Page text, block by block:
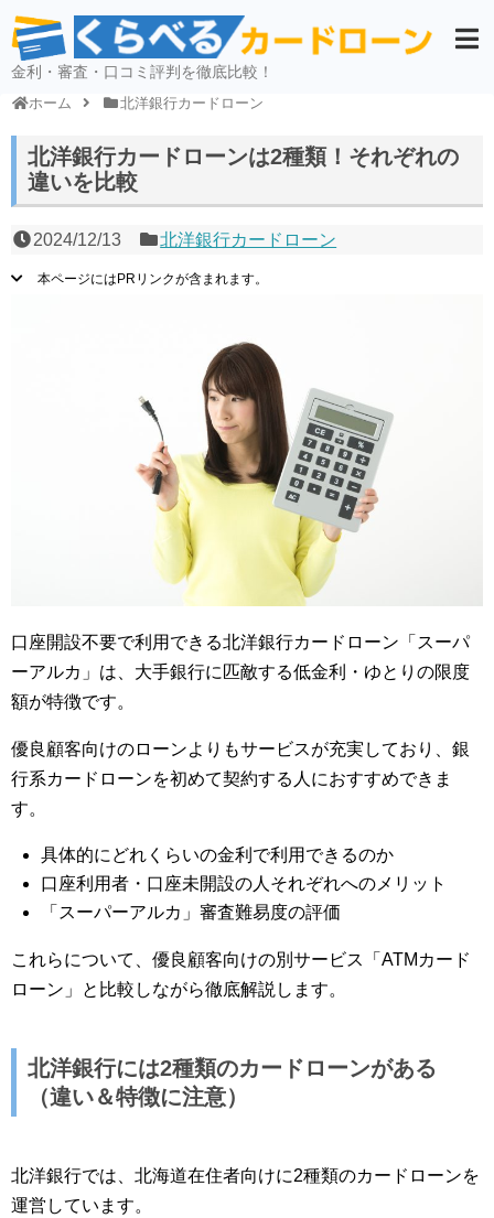
金利・審査・口コミ評判を徹底比較！
ホーム 北洋銀行カードローン
北洋銀行カードローンは2種類！それぞれの
違いを比較
2024/12/13 北洋銀行カードローン
本ページにはPRリンクが含まれます。
口座開設不要で利用できる北洋銀行カードローン「スーパ
ーアルカ」は、大手銀行に匹敵する低金利・ゆとりの限度
額が特徴です。
優良顧客向けのローンよりもサービスが充実しており、銀
行系カードローンを初めて契約する人におすすめできま
す。
具体的にどれくらいの金利で利用できるのか
口座利用者・口座未開設の人それぞれへのメリット
「スーパーアルカ」審査難易度の評価
これらについて、優良顧客向けの別サービス「ATMカード
ローン」と比較しながら徹底解説します。
北洋銀行には2種類のカードローンがある
（違い＆特徴に注意）
北洋銀行では、北海道在住者向けに2種類のカードローンを
運営しています。